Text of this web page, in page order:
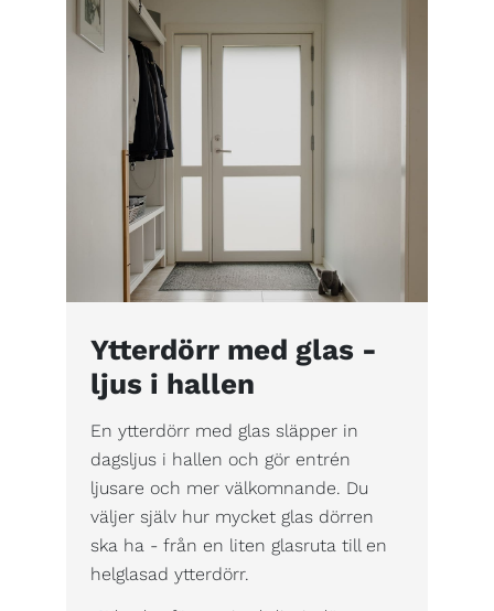
Ytterdörr med glas -
ljus i hallen
En ytterdörr med glas släpper in
dagsljus i hallen och gör entrén
ljusare och mer välkomnande. Du
väljer själv hur mycket glas dörren
ska ha - från en liten glasruta till en
helglasad ytterdörr.